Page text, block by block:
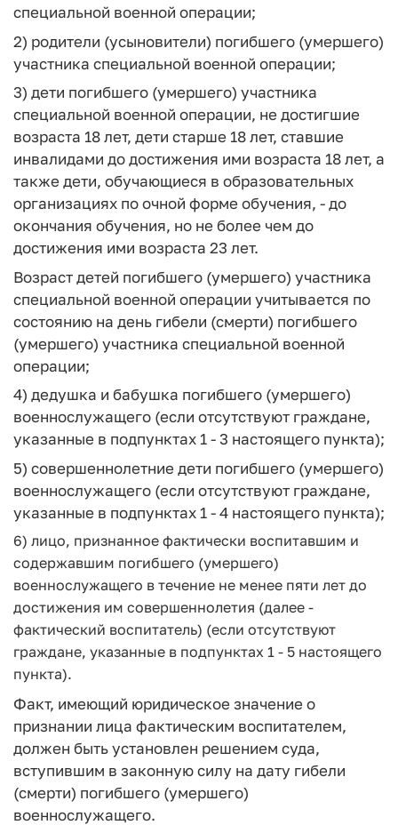
специальной военной операции;
2) родители (усыновители) погибшего (умершего)
участника специальной военной операции;
3) дети погибшего (умершего) участника
специальной военной операции, не достигшие
возраста 18 лет, дети старше 18 лет, ставшие
инвалидами до достижения ими возраста 18 лет, а
также дети, обучающиеся в образовательных
организациях по очной форме обучения, - до
окончания обучения, но не более чем до
достижения ими возраста 23 лет.
Возраст детей погибшего (умершего) участника
специальной военной операции учитывается по
состоянию на день гибели (смерти) погибшего
(умершего) участника специальной военной
операции;
4) дедушка и бабушка погибшего (умершего)
военнослужащего (если отсутствуют граждане,
указанные в подпунктах 1 - 3 настоящего пункта);
5) совершеннолетние дети погибшего (умершего)
военнослужащего (если отсутствуют граждане,
указанные в подпунктах 1 - 4 настоящего пункта);
6) лицо, признанное фактически воспитавшим и
содержавшим погибшего (умершего)
военнослужащего в течение не менее пяти лет до
достижения им совершеннолетия (далее -
фактический воспитатель) (если отсутствуют
граждане, указанные в подпунктах 1 - 5 настоящего
пункта).
Факт, имеющий юридическое значение о
признании лица фактическим воспитателем,
должен быть установлен решением суда,
вступившим в законную силу на дату гибели
(смерти) погибшего (умершего)
военнослужащего.